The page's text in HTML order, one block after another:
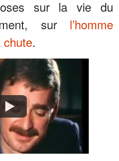
sur la vie du
sur l’homme
chute.
Watch